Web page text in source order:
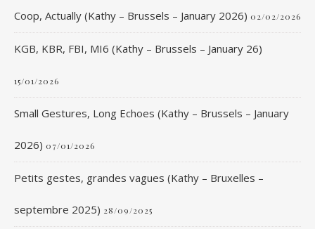
Coop, Actually (Kathy – Brussels – January 2026) 02/02/2026
KGB, KBR, FBI, MI6 (Kathy – Brussels – January 26)
15/01/2026
Small Gestures, Long Echoes (Kathy – Brussels – January
2026) 07/01/2026
Petits gestes, grandes vagues (Kathy – Bruxelles –
septembre 2025) 28/09/2025